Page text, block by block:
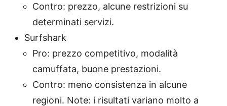
Contro: prezzo, alcune restrizioni su
determinati servizi.
Surfshark
Pro: prezzo competitivo, modalità
camuffata, buone prestazioni.
Contro: meno consistenza in alcune
regioni. Note: i risultati variano molto a